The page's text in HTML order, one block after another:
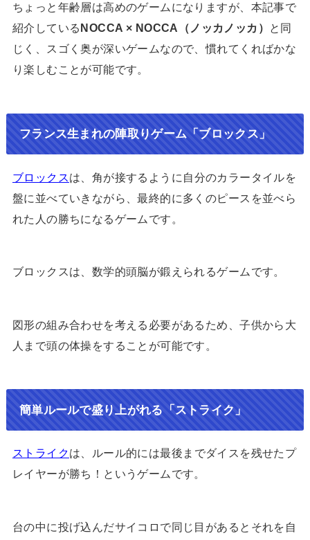
ちょっと年齢層は高めのゲームになりますが、本記事で
紹介しているNOCCA × NOCCA（ノッカノッカ）
と同
じく、スゴく奥が深いゲームなので、慣れてくればかな
り楽しむことが可能です。
フランス生まれの陣取りゲーム「ブロックス」
ブロックスは、角が接するように自分のカラータイルを
盤に並べていきながら、最終的に多くのピースを並べら
れた人の勝ちになるゲームです。
ブロックスは、数学的頭脳が鍛えられるゲームです。
図形の組み合わせを考える必要があるため、子供から大
人まで頭の体操をすることが可能です。
簡単ルールで盛り上がれる 「ストライク 」
ストライクは、ルール的には最後までダイスを残せたプ
レイヤーが勝ち！というゲームです。
台の中に投げ込んだサイコロで同じ目があるとそれを自